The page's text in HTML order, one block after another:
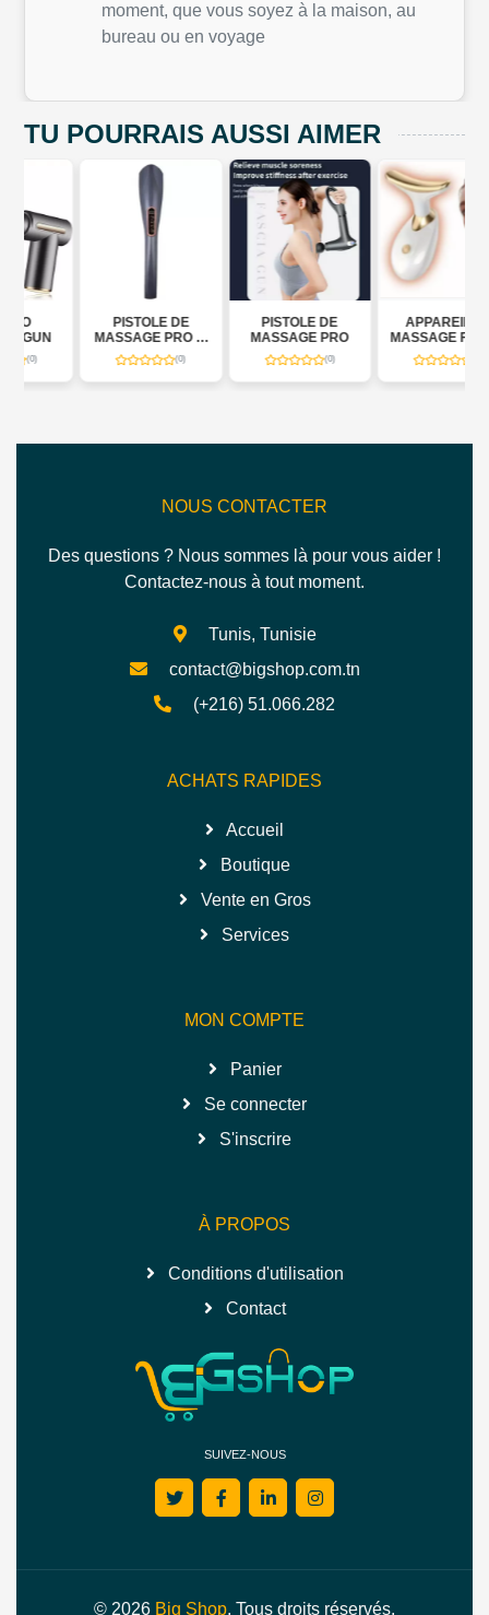
moment, que vous soyez à la maison, au
bureau ou en voyage
TU POURRAIS AUSSI AIMER
PISTOLE DE
MASSAGE PRO (6
IN ONE)(0)
PISTOLE DE
MASSAGE PRO
(0)
APPAREIL DE
MASSAGE FACIAL
(0)
NOUS CONTACTER
Des questions ? Nous sommes là pour vous aider !
Contactez-nous à tout moment.
Tunis, Tunisie
contact@bigshop.com.tn
(+216) 51.066.282
ACHATS RAPIDES
Accueil
Boutique
Vente en Gros
Services
MON COMPTE
Panier
Se connecter
S'inscrire
À PROPOS
Conditions d'utilisation
Contact
SUIVEZ-NOUS
© 2026 Big Shop. Tous droits réservés.